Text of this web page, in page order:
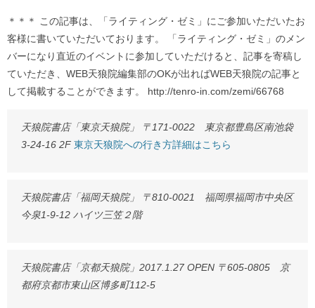
＊＊＊ この記事は、「ライティング・ゼミ」にご参加いただいたお
客様に書いていただいております。 「ライティング・ゼミ」のメン
バーになり直近のイベントに参加していただけると、記事を寄稿し
ていただき、WEB天狼院編集部のOKが出ればWEB天狼院の記事と
して掲載することができます。 http://tenro-in.com/zemi/66768
天狼院書店「東京天狼院」 〒171-0022 東京都豊島区南池袋
3-24-16 2F 東京天狼院への行き方詳細はこちら
天狼院書店「福岡天狼院」 〒810-0021 福岡県福岡市中央区
今泉1-9-12 ハイツ三笠２階
天狼院書店「京都天狼院」2017.1.27 OPEN 〒605-0805 京
都府京都市東山区博多町112-5